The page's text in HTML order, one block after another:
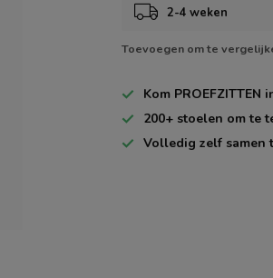
2-4 weken
Toevoegen om te
Kom PROEFZITTEN
200+ stoelen om te
Volledig zelf samen